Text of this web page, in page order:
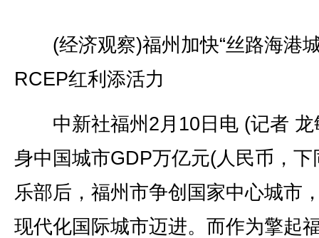
(经济观察)福州加快“丝路海港
RCEP红利添活力
中新社福州2月10日电 (记者 龙
身中国城市GDP万亿元(人民币，下
乐部后，福州市争创国家中心城市
现代化国际城市迈进。而作为擎起